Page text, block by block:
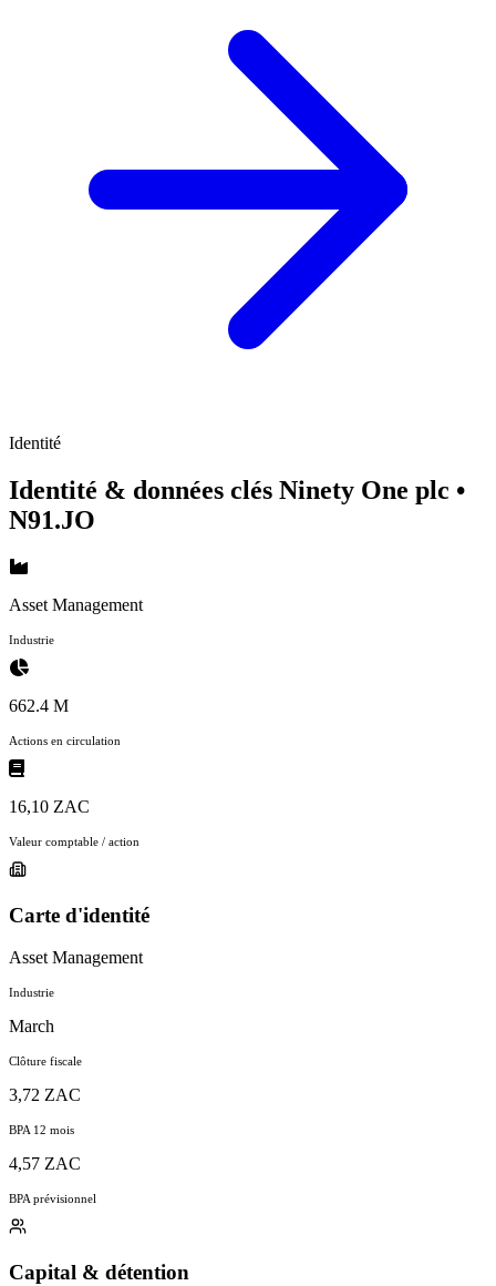
Identité
Identité & données clés Ninety One plc •
N91.JO
Asset Management
Industrie
662.4 M
Actions en circulation
16,10 ZAC
Valeur comptable / action
Carte d'identité
Asset Management
Industrie
March
Clôture fiscale
3,72 ZAC
BPA 12 mois
4,57 ZAC
BPA prévisionnel
Capital & détention